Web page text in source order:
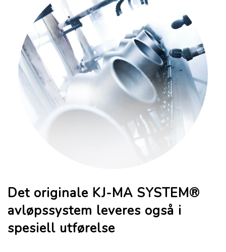
Det originale KJ-MA SYSTEM®
avløpssystem leveres også i
spesiell utførelse